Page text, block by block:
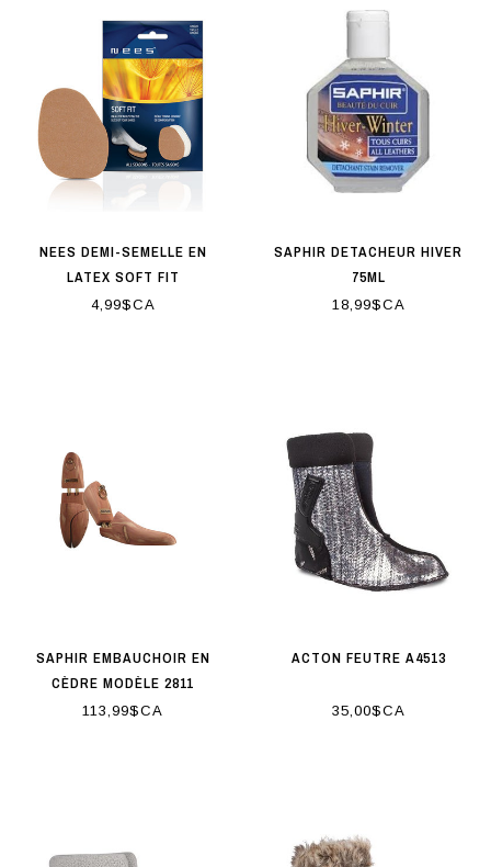
NEES DEMI-SEMELLE EN
LATEX SOFT FIT
4,99$CA
SAPHIR DETACHEUR HIVER
75ML
18,99$CA
SAPHIR EMBAUCHOIR EN
CÈDRE MODÈLE 2811
113,99$CA
ACTON FEUTRE A4513
35,00$CA